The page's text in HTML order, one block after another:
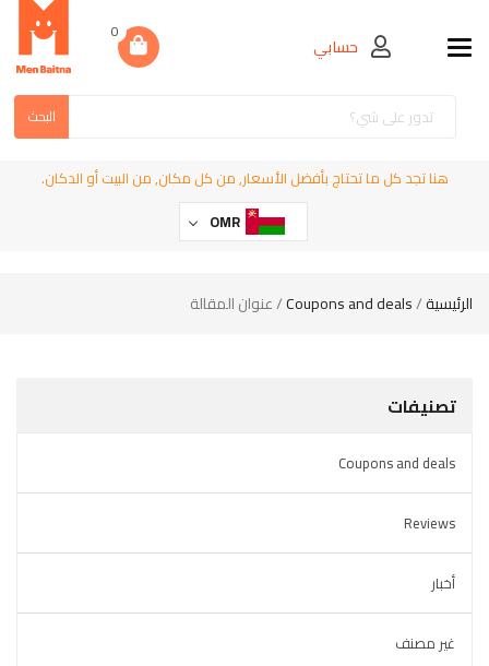
Toggle navigationحسابي
0
البحث
هنا تجد كل ما تحتاج بأفضل الأسعار, من كل مكان, من البيت أو الدكان.
OMR
الرئيسية/
Coupons and deals/ عنوان المقالة
تصنيفات
Coupons and deals
Reviews
أخبار
غير مصنف